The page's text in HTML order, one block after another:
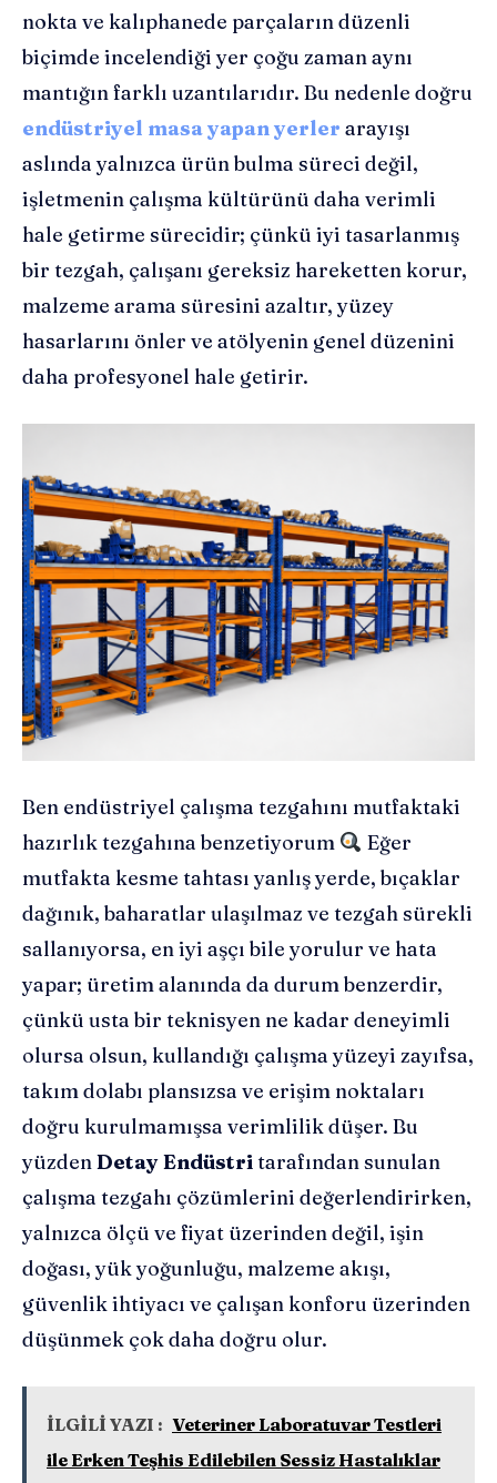
nokta ve kalıphanede parçaların düzenli
biçimde incelendiği yer çoğu zaman aynı
mantığın farklı uzantılarıdır. Bu nedenle doğru
endüstriyel masa yapan yerler arayışı
aslında yalnızca ürün bulma süreci değil,
işletmenin çalışma kültürünü daha verimli
hale getirme sürecidir; çünkü iyi tasarlanmış
bir tezgah, çalışanı gereksiz hareketten korur,
malzeme arama süresini azaltır, yüzey
hasarlarını önler ve atölyenin genel düzenini
daha profesyonel hale getirir.
Ben endüstriyel çalışma tezgahını mutfaktaki
hazırlık tezgahına benzetiyorum
Eğer
mutfakta kesme tahtası yanlış yerde, bıçaklar
dağınık, baharatlar ulaşılmaz ve tezgah sürekli
sallanıyorsa, en iyi aşçı bile yorulur ve hata
yapar; üretim alanında da durum benzerdir,
çünkü usta bir teknisyen ne kadar deneyimli
olursa olsun, kullandığı çalışma yüzeyi zayıfsa,
takım dolabı plansızsa ve erişim noktaları
doğru kurulmamışsa verimlilik düşer. Bu
yüzdenDetay Endüstritarafından sunulan
çalışma tezgahı çözümlerini değerlendirirken,
yalnızca ölçü ve fiyat üzerinden değil, işin
doğası, yük yoğunluğu, malzeme akışı,
güvenlik ihtiyacı ve çalışan konforu üzerinden
düşünmek çok daha doğru olur.
İLGİLİ YAZI : Veteriner Laboratuvar Testleri
ile Erken Teşhis Edilebilen Sessiz Hastalıklar